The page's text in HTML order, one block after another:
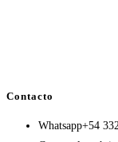
Contacto
Whatsapp+54